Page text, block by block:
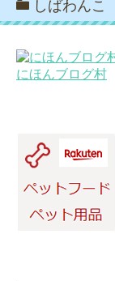
しばわんこ
にほんブログ村